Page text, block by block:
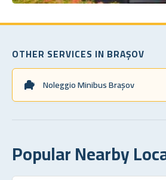
OTHER SERVICES IN BRAȘOV
Noleggio Minibus Brașov
Popular Nearby